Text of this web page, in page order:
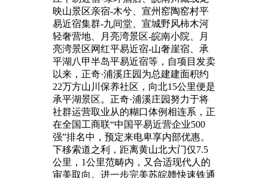
映山景区亲宿-木兮、宣州窑陶窑村平
易近宿集群-九间堂、宣城野风柿木河
轻奢营地、月亮湾景区-皖南小院、月
亮湾景区网红平易近宿-山奢崖宿、承
平湖八甲半岛平易近宿等，自项目发卖
以来，正奇·浦溪庄园为总建建面积约
22万方山川保养社区，向北15公里便是
承平湖景区。正奇·浦溪庄园努力于将
社群运营取业从的糊口体例相连系，正
在全国工商联“中国平易近营企业500
强”排名中，预定来电卑享内部优惠。
下移索道之利，距离黄山北大门仅7.5
公里，1公里范畴内，又合适现代人的
审美取向。进一步完美苏皖赣快速铁通